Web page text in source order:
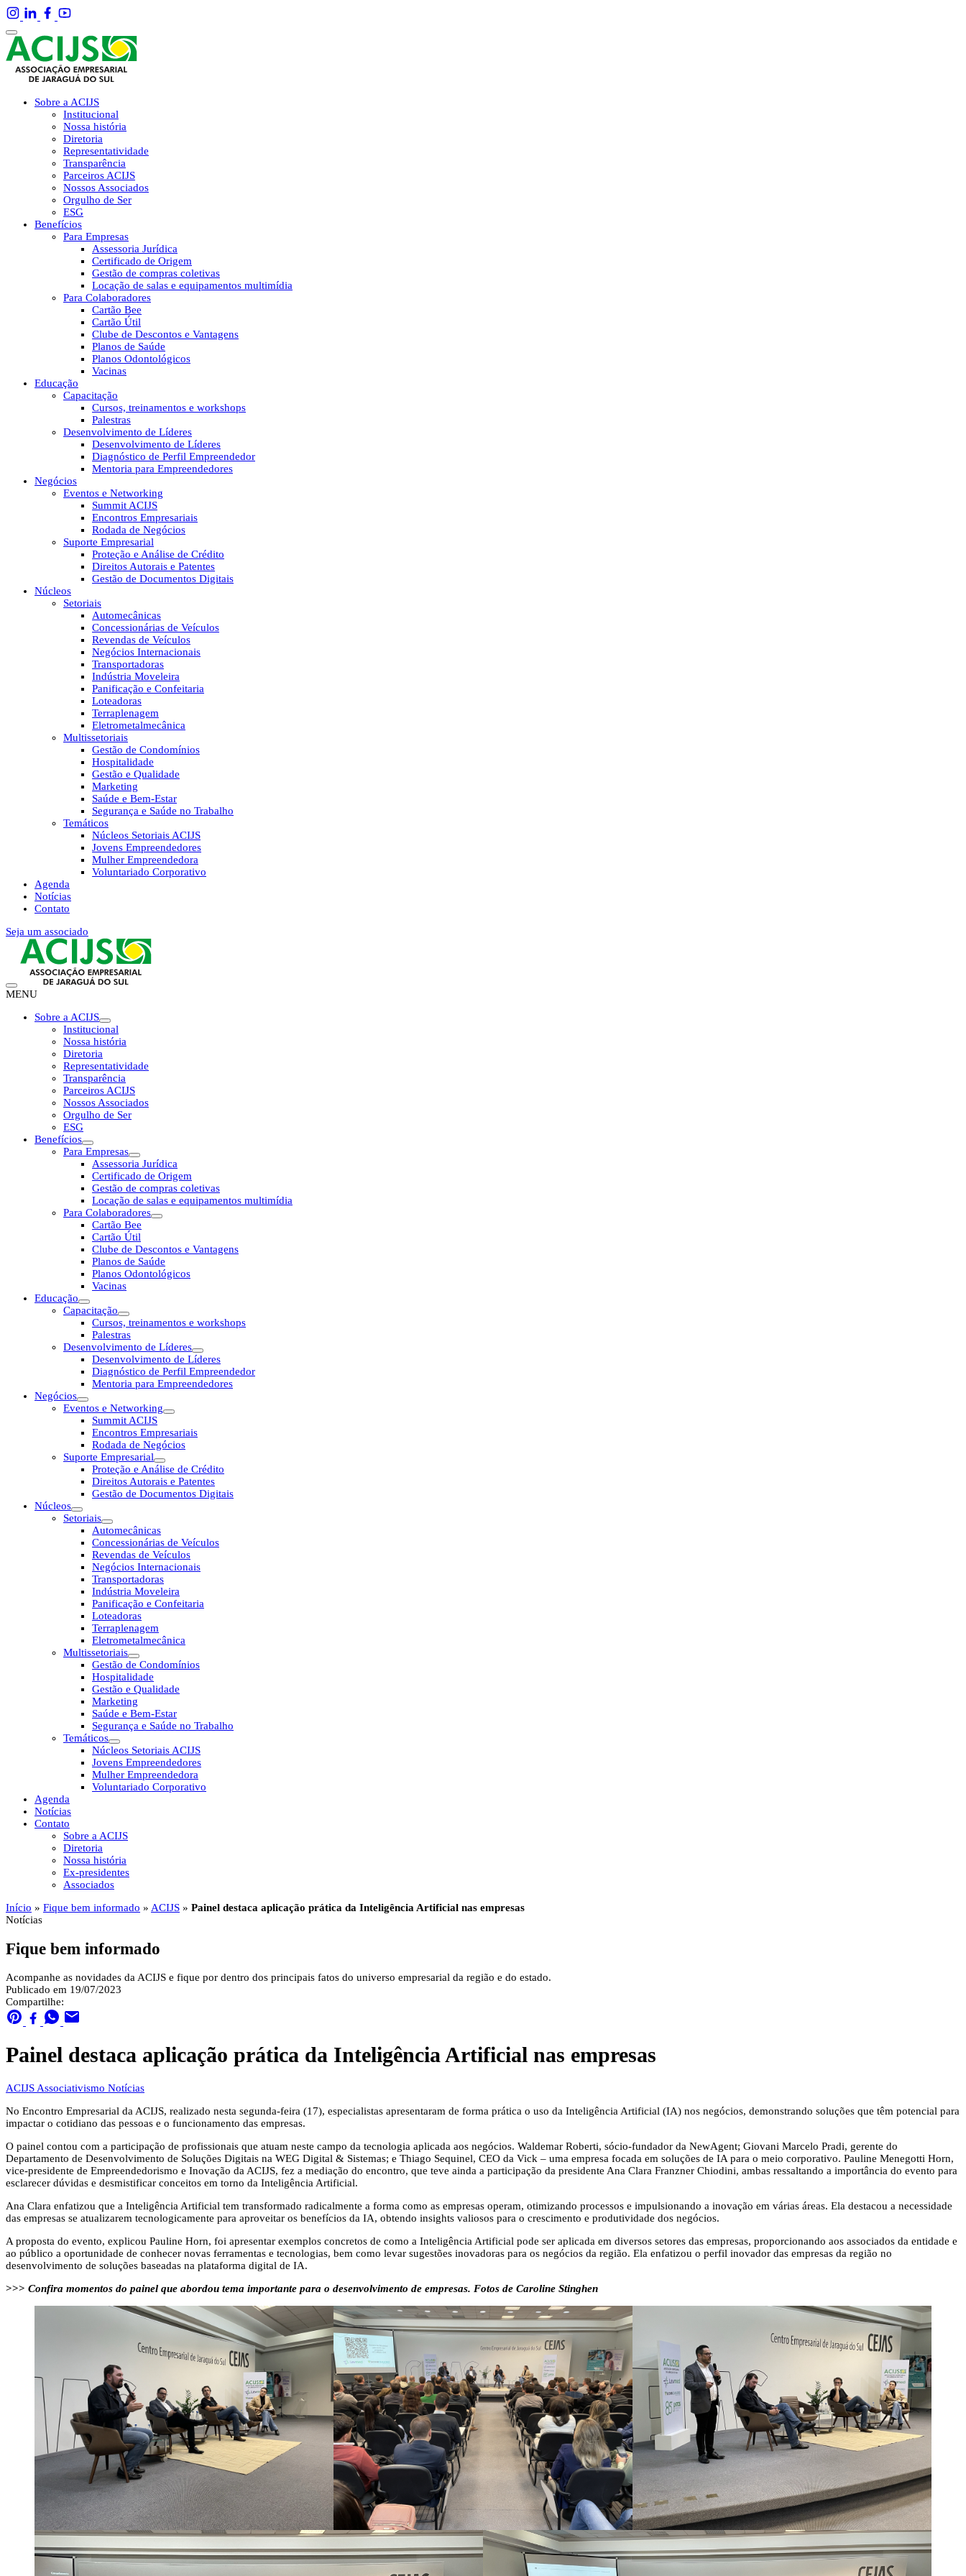
Sobre a ACIJS
Institucional
Nossa história
Diretoria
Representatividade
Transparência
Parceiros ACIJS
Nossos Associados
Orgulho de Ser
ESG
Benefícios
Para Empresas
Assessoria Jurídica
Certificado de Origem
Gestão de compras coletivas
Locação de salas e equipamentos multimídia
Para Colaboradores
Cartão Bee
Cartão Útil
Clube de Descontos e Vantagens
Planos de Saúde
Planos Odontológicos
Vacinas
Educação
Capacitação
Cursos, treinamentos e workshops
Palestras
Desenvolvimento de Líderes
Desenvolvimento de Líderes
Diagnóstico de Perfil Empreendedor
Mentoria para Empreendedores
Negócios
Eventos e Networking
Summit ACIJS
Encontros Empresariais
Rodada de Negócios
Suporte Empresarial
Proteção e Análise de Crédito
Direitos Autorais e Patentes
Gestão de Documentos Digitais
Núcleos
Setoriais
Automecânicas
Concessionárias de Veículos
Revendas de Veículos
Negócios Internacionais
Transportadoras
Indústria Moveleira
Panificação e Confeitaria
Loteadoras
Terraplenagem
Eletrometalmecânica
Multissetoriais
Gestão de Condomínios
Hospitalidade
Gestão e Qualidade
Marketing
Saúde e Bem-Estar
Segurança e Saúde no Trabalho
Temáticos
Núcleos Setoriais ACIJS
Jovens Empreendedores
Mulher Empreendedora
Voluntariado Corporativo
Agenda
Notícias
Contato
Seja um associado
MENU
Sobre a ACIJS
Institucional
Nossa história
Diretoria
Representatividade
Transparência
Parceiros ACIJS
Nossos Associados
Orgulho de Ser
ESG
Benefícios
Para Empresas
Assessoria Jurídica
Certificado de Origem
Gestão de compras coletivas
Locação de salas e equipamentos multimídia
Para Colaboradores
Cartão Bee
Cartão Útil
Clube de Descontos e Vantagens
Planos de Saúde
Planos Odontológicos
Vacinas
Educação
Capacitação
Cursos, treinamentos e workshops
Palestras
Desenvolvimento de Líderes
Desenvolvimento de Líderes
Diagnóstico de Perfil Empreendedor
Mentoria para Empreendedores
Negócios
Eventos e Networking
Summit ACIJS
Encontros Empresariais
Rodada de Negócios
Suporte Empresarial
Proteção e Análise de Crédito
Direitos Autorais e Patentes
Gestão de Documentos Digitais
Núcleos
Setoriais
Automecânicas
Concessionárias de Veículos
Revendas de Veículos
Negócios Internacionais
Transportadoras
Indústria Moveleira
Panificação e Confeitaria
Loteadoras
Terraplenagem
Eletrometalmecânica
Multissetoriais
Gestão de Condomínios
Hospitalidade
Gestão e Qualidade
Marketing
Saúde e Bem-Estar
Segurança e Saúde no Trabalho
Temáticos
Núcleos Setoriais ACIJS
Jovens Empreendedores
Mulher Empreendedora
Voluntariado Corporativo
Agenda
Notícias
Contato
Sobre a ACIJS
Diretoria
Nossa história
Ex-presidentes
Associados
Início » Fique bem informado » ACIJS » Painel destaca aplicação prática da Inteligência Artificial nas empresas
Notícias
Fique bem informado
Acompanhe as novidades da ACIJS e fique por dentro dos principais fatos do universo empresarial da região e do estado.
Publicado em 19/07/2023
Compartilhe:
Painel destaca aplicação prática da Inteligência Artificial nas empresas
ACIJS Associativismo Notícias
No Encontro Empresarial da ACIJS, realizado nesta segunda-feira (17), especialistas apresentaram de forma prática o uso da Inteligência Artificial (IA) nos negócios, demonstrando soluções que têm potencial para
impactar o cotidiano das pessoas e o funcionamento das empresas.
O painel contou com a participação de profissionais que atuam neste campo da tecnologia aplicada aos negócios. Waldemar Roberti, sócio-fundador da NewAgent; Giovani Marcelo Pradi, gerente do
Departamento de Desenvolvimento de Soluções Digitais na WEG Digital & Sistemas; e Thiago Sequinel, CEO da Vick – uma empresa focada em soluções de IA para o meio corporativo. Pauline Menegotti Horn,
vice-presidente de Empreendedorismo e Inovação da ACIJS, fez a mediação do encontro, que teve ainda a participação da presidente Ana Clara Franzner Chiodini, ambas ressaltando a importância do evento para
esclarecer dúvidas e desmistificar conceitos em torno da Inteligência Artificial.
Ana Clara enfatizou que a Inteligência Artificial tem transformado radicalmente a forma como as empresas operam, otimizando processos e impulsionando a inovação em várias áreas. Ela destacou a necessidade
das empresas se atualizarem tecnologicamente para aproveitar os benefícios da IA, obtendo insights valiosos para o crescimento e produtividade dos negócios.
A proposta do evento, explicou Pauline Horn, foi apresentar exemplos concretos de como a Inteligência Artificial pode ser aplicada em diversos setores das empresas, proporcionando aos associados da entidade e
ao público a oportunidade de conhecer novas ferramentas e tecnologias, bem como levar sugestões inovadoras para os negócios da região. Ela enfatizou o perfil inovador das empresas da região no
desenvolvimento de soluções baseadas na plataforma digital de IA.
>>> Confira momentos do painel que abordou tema importante para o desenvolvimento de empresas. Fotos de Caroline Stinghen